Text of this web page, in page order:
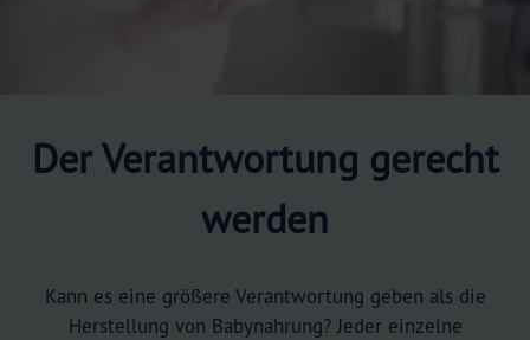
Der Verantwortung gerecht
werden
Kann es eine größere Verantwortung geben als die
Herstellung von Babynahrung? Jeder einzelne